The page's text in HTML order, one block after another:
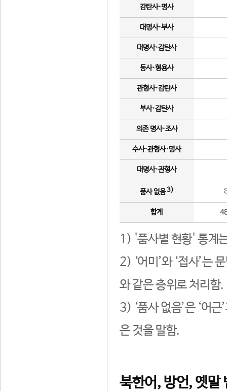
감탄사·명사
대명사·부사
대명사·감탄사
동사·형용사
관형사·감탄사
부사·감탄사
의존 명사·조사
수사·관형사·명사
대명사·관형사
품사 없음3)
합계
1) '품사별 현황' 통계
2) ‘어미’와 ‘접사’는
와 같은 층위로 처리함.
3) ‘품사 없음’은 ‘어
은 것을 말함.
북한어, 방언, 옛말